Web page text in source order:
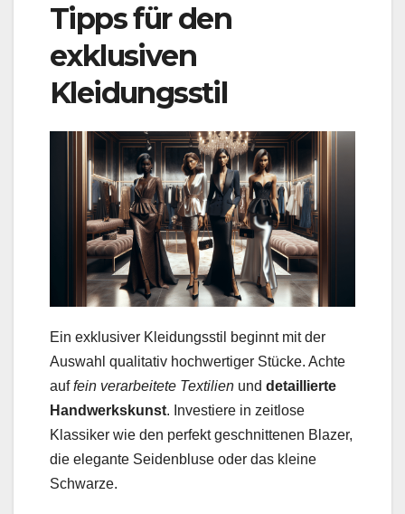
Tipps für den
exklusiven
Kleidungsstil
Ein exklusiver Kleidungsstil beginnt mit der
Auswahl qualitativ hochwertiger Stücke. Achte
auffein verarbeitete Textilien und detaillierte
Handwerkskunst. Investiere in zeitlose
Klassiker wie den perfekt geschnittenen Blazer,
die elegante Seidenbluse oder das kleine
Schwarze.